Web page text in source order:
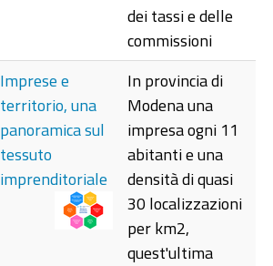
dei tassi e delle
commissioni
Imprese e
territorio, una
panoramica sul
tessuto
imprenditoriale
In provincia di
Modena una
impresa ogni 11
abitanti e una
densità di quasi
30 localizzazioni
per km2,
quest'ultima